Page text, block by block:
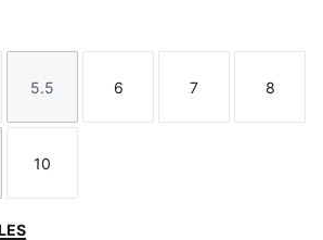
Taille
5.5
Taille
6
Taille
7
Taille
8
Taille
10